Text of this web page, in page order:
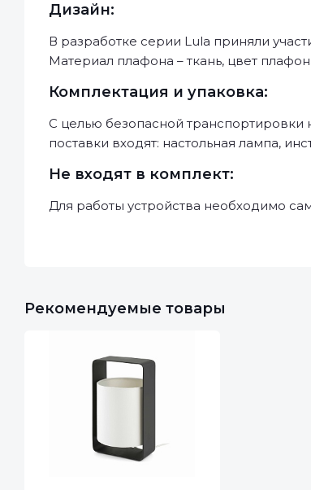
Дизайн:
В разработке серии Lula приняли
Материал плафона – ткань, цвет
Комплектация и упаковка:
С целью безопасной транспортировки
поставки входят: настольная лампа,
Не входят в комплект:
Для работы устройства необходимо
Рекомендуемые товары